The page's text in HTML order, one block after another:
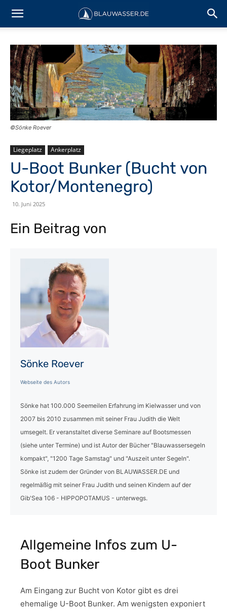
©Sönke Roever
Liegeplatz Ankerplatz
U-Boot Bunker (Bucht von
Kotor/Montenegro)
10. Juni 2025
Ein Beitrag von
Sönke Roever
Webseite des Autors
Sönke hat 100.000 Seemeilen Erfahrung im Kielwasser und von
2007 bis 2010 zusammen mit seiner Frau Judith die Welt
umsegelt. Er veranstaltet diverse Seminare auf Bootsmessen
(siehe unter Termine) und ist Autor der Bücher "Blauwassersegeln
kompakt", "1200 Tage Samstag" und "Auszeit unter Segeln".
Sönke ist zudem der Gründer von BLAUWASSER.DE und
regelmäßig mit seiner Frau Judith und seinen Kindern auf der
Gib'Sea 106 - HIPPOPOTAMUS - unterwegs.
Allgemeine Infos zum U-
Boot Bunker
Am Eingang zur Bucht von Kotor gibt es drei
ehemalige U-Boot Bunker. Am wenigsten exponiert